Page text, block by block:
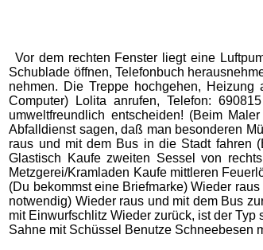
Vor dem rechten Fenster liegt eine
Schublade öffnen, Telefonbuch
nehmen. Die Treppe hochgehen,
Computer) Lolita anrufen, Telefon:
umweltfreundlich entscheiden! (Beim
Abfalldienst sagen, daß man besonderen
raus und mit dem Bus in die Stadt fahren
Glastisch Kaufe zweiten Sessel von
Metzgerei/Kramladen Kaufe mittleren
(Du bekommst eine Briefmarke) Wieder
notwendig) Wieder raus und mit dem Bus
mit Einwurfschlitz Wieder zurück, ist der
Sahne mit Schüssel Benutze Schneebesen